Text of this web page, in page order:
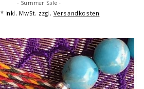
- Summer Sale -
* Inkl. MwSt. zzgl. Versandkosten